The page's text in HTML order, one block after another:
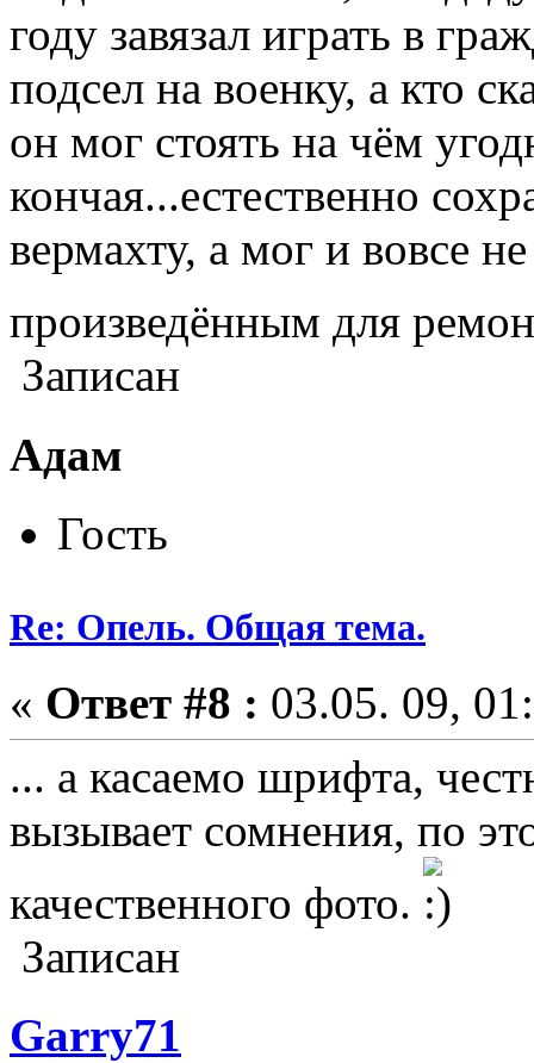
году завязал играть в
подсел на военку, а кто
он мог стоять на чём
кончая...естественно
вермахту, а мог и вовсе
произведённым для
Записан
Адам
Гость
Re: Опель. Общая тема.
« Ответ #8 : 03.05. 09,
... а касаемо шрифта,
вызывает сомнения, по
качественного фото.
Записан
Garry71